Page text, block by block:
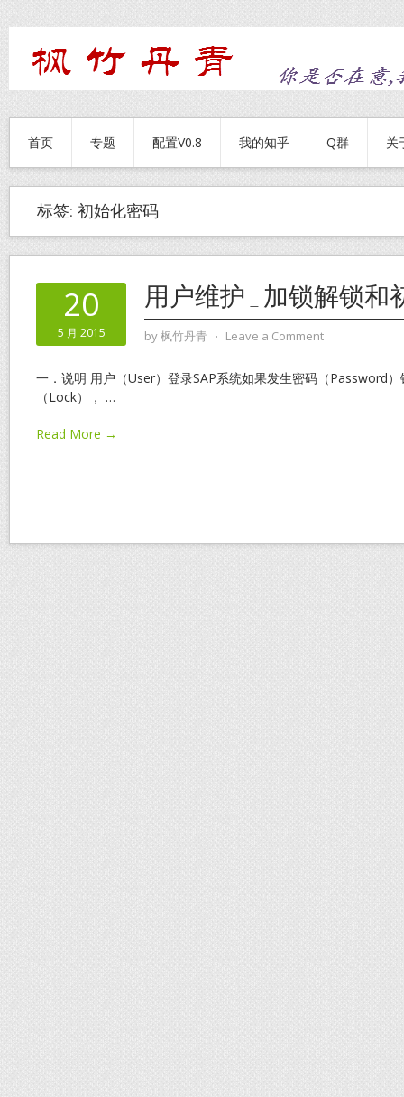
首页 专题 配置V0.8 我的知乎 Q群 关
标签: 初始化密码
20
5 月 2015
用户维护_加锁解锁和
by枫竹丹青 ⋅ Leave a Comment
一．说明 用户（User）登录SAP系统如果发生密码（Password
（Lock）， …
Read More →